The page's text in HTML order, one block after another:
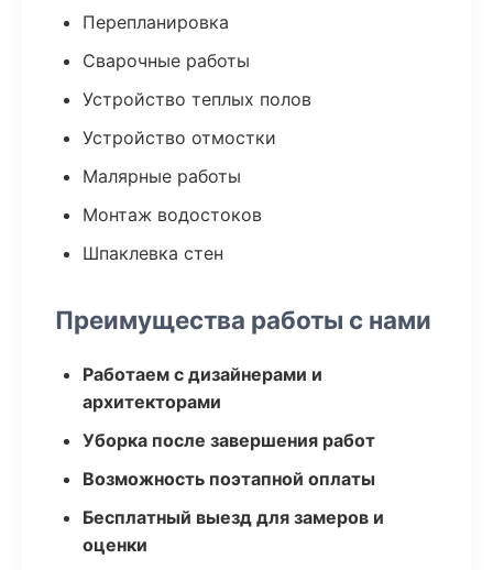
Перепланировка
Сварочные работы
Устройство теплых полов
Устройство отмостки
Малярные работы
Монтаж водостоков
Шпаклевка стен
Преимущества работы с нами
Работаем с дизайнерами и
архитекторами
Уборка после завершения работ
Возможность поэтапной оплаты
Бесплатный выезд для замеров и
оценки